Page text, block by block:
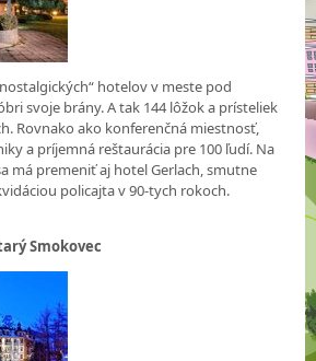
hotelov v meste pod
svoje brány. A tak 144 lôžok a prísteliek
Rovnako ako konferenčná miestnosť,
a príjemná reštaurácia pre 100 ľudí. Na
má premeniť aj hotel Gerlach, smutne
policajta v 90-tych rokoch.
Smokovec